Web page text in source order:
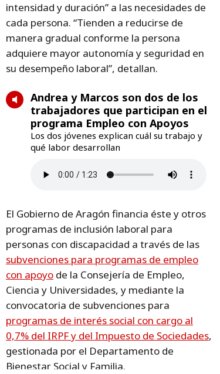
intensidad y duración” a las necesidades de
cada persona. “Tienden a reducirse de
manera gradual conforme la persona
adquiere mayor autonomía y seguridad en
su desempeño laboral”, detallan.
Andrea y Marcos son dos de los
trabajadores que participan en el
programa Empleo con Apoyos
Los dos jóvenes explican cuál su trabajo y
qué labor desarrollan
El Gobierno de Aragón financia éste y otros
programas de inclusión laboral para
personas con discapacidad a través de las
subvenciones para programas de empleo
con apoyo de la Consejería de Empleo,
Ciencia y Universidades, y mediante la
convocatoria de subvenciones para
programas de interés social con cargo al
0,7% del IRPF y del Impuesto de Sociedades,
gestionada por el Departamento de
Bienestar Social y Familia.